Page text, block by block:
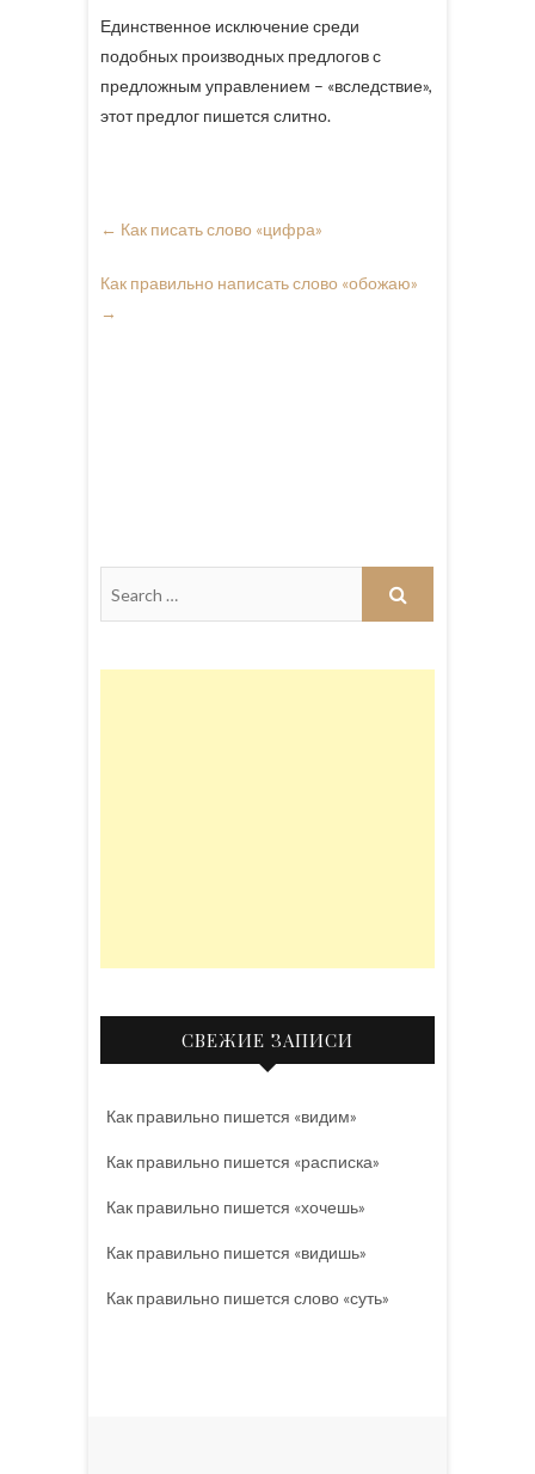
Единственное исключение среди
подобных производных предлогов с
предложным управлением – «вследствие»,
этот предлог пишется слитно.
← Как писать слово «цифра»
Как правильно написать слово «обожаю»
→
СВЕЖИЕ ЗАПИСИ
Как правильно пишется «видим»
Как правильно пишется «расписка»
Как правильно пишется «хочешь»
Как правильно пишется «видишь»
Как правильно пишется слово «суть»